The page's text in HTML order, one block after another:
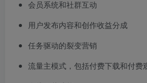
会员系统和社群互动
用户发布内容和创作收益分成
任务驱动的裂变营销
流量主模式，包括付费下载和付费